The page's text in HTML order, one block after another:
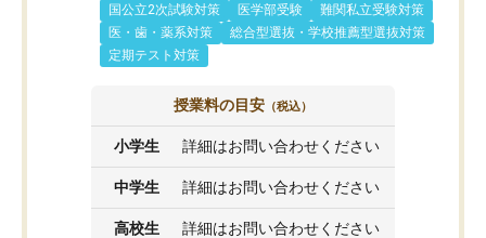
国公立2次試験対策
医学部受験
難関私立受験対策
医・歯・薬系対策
総合型選抜・学校推薦型選抜対策
定期テスト対策
授業料の目安 （税込）
小学生 詳細はお問い合わせください
中学生 詳細はお問い合わせください
高校生 詳細はお問い合わせください